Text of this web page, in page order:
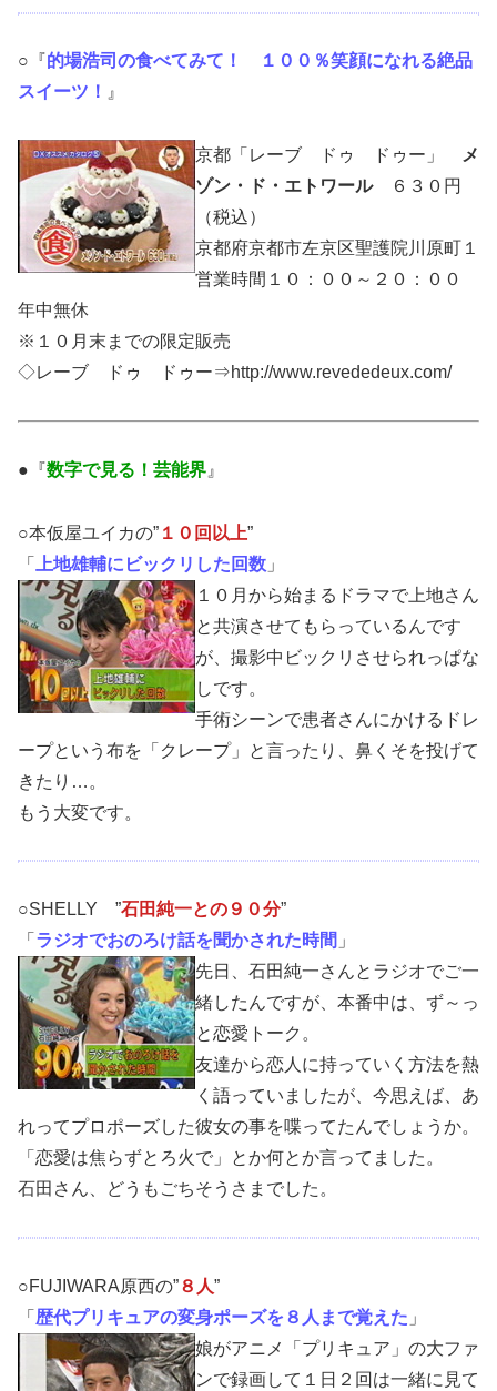
○『的場浩司の食べてみて！ １００％笑顔になれる絶品
スイーツ！ 』
京都「レーブ ドゥ ドゥー」
メ
ゾン・ド・エトワール６３０円
（税込）
京都府京都市左京区聖護院川原町１
営業時間１０：００～２０：００
年中無休
※１０月末までの限定販売
◇レーブ ドゥ ドゥー⇒http://www.revededeux.com/
●『数字で見る！芸能界 』
○本仮屋ユイカの” １０回以上”
「
上地雄輔にビックリした回数 」
１０月から始まるドラマで上地さん
と共演させてもらっているんです
が、撮影中ビックリさせられっぱな
しです。
手術シーンで患者さんにかけるドレ
ープという布を「クレープ」と言ったり、鼻くそを投げて
きたり…。
もう大変です。
○SHELLY ”石田純一との９０分”
「 ラジオでおのろけ話を聞かされた時間 」
先日、石田純一さんとラジオでご一
緒したんですが、本番中は、ず～っ
と恋愛トーク。
友達から恋人に持っていく方法を熱
く語っていましたが、今思えば、あ
れってプロポーズした彼女の事を喋ってたんでしょうか。
「恋愛は焦らずとろ火で」とか何とか言ってました。
石田さん、どうもごちそうさまでした。
○FUJIWARA原西の”８人”
「 歴代プリキュアの変身ポーズを８人まで覚えた 」
娘がアニメ「プリキュア」の大ファ
ンで録画して１日２回は一緒に見て